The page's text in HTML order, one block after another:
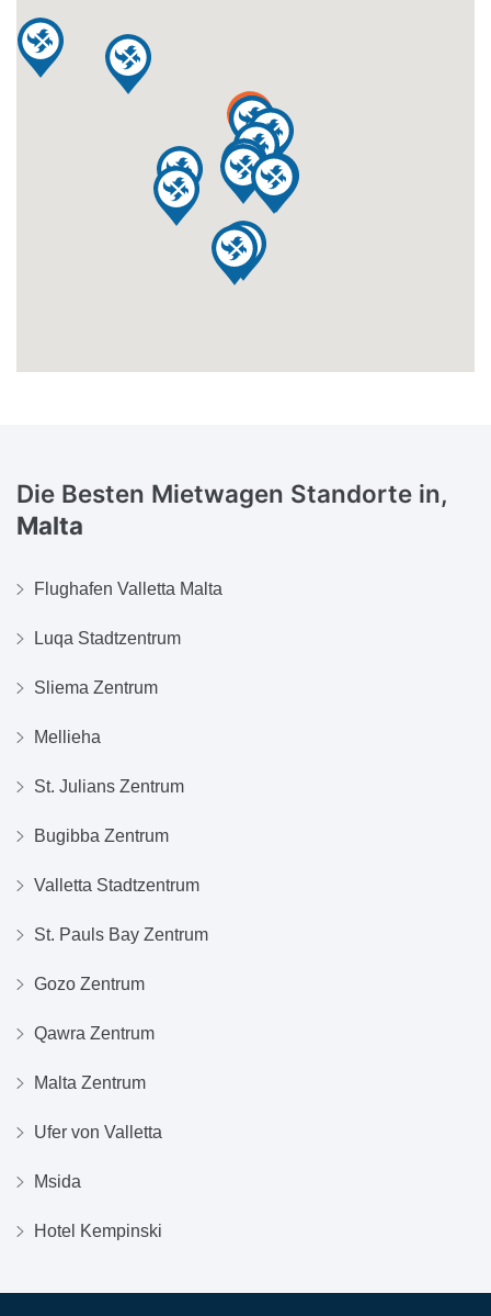
Die Besten Mietwagen Standorte in,
Malta
Flughafen Valletta Malta
Luqa Stadtzentrum
Sliema Zentrum
Mellieha
St. Julians Zentrum
Bugibba Zentrum
Valletta Stadtzentrum
St. Pauls Bay Zentrum
Gozo Zentrum
Qawra Zentrum
Malta Zentrum
Ufer von Valletta
Msida
Hotel Kempinski